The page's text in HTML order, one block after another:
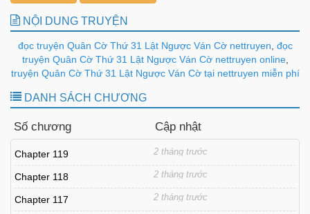
NỘI DUNG TRUYỆN
đọc truyện Quân Cờ Thứ 31 Lật Ngược Ván Cờ nettruyen đọc
truyện Quân Cờ Thứ 31 Lật Ngược Ván Cờ nettruyen online,
truyện Quân Cờ Thứ 31 Lật Ngược Ván Cờ tại nettruyen miễn phí
DANH SÁCH CHƯƠNG
Số chương Cập nhật
Chapter 119 2 tháng trước
Chapter 118 2 tháng trước
Chapter 117 2 tháng trước